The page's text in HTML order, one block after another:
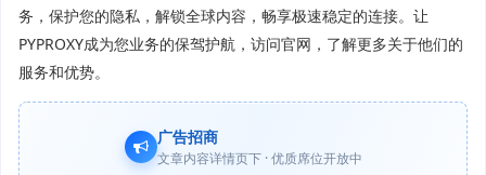
务，保护您的隐私，解锁全球内容，畅享极速稳定的连接。让
PYPROXY成为您业务的保驾护航，访问官网，了解更多关于他们的
服务和优势。
广告招商
文章内容详情页下 · 优质席位开放中